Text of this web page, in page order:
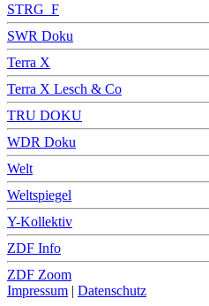
STRG_F
SWR Doku
Terra X
Terra X Lesch & Co
TRU DOKU
WDR Doku
Welt
Weltspiegel
Y-Kollektiv
ZDF Info
ZDF Zoom
Impressum | Datenschutz